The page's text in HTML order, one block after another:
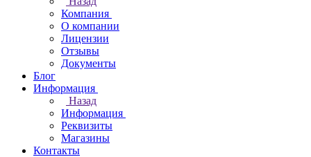
Компания
О компании
Лицензии
Отзывы
Документы
Блог
Информация
Назад
Информация
Реквизиты
Магазины
Контакты